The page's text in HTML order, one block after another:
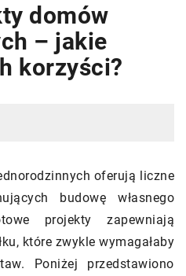
domów
– jakie
korzyści?
oferują liczne
budowę własnego
projekty zapewniają
które zwykle wymagałaby
Poniżej przedstawiono